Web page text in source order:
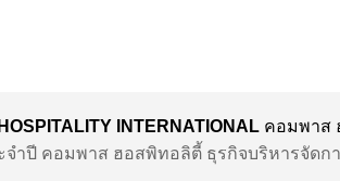
INTERNATIONAL คอมพาส
จำปี คอมพาส ฮอสพิทอลิตี้ ธุรกิจบริหารจัดก